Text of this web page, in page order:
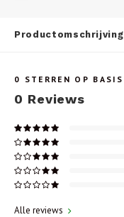
Productomschrijving
0 STERREN OP
0 Reviews
Alle reviews